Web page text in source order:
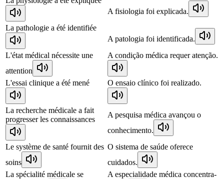
A fisiologia foi explicada.
La pathologie a été identifiée
A patologia foi identificada.
L'état médical nécessite une
attention
A condição médica requer atenção.
L'essai clinique a été mené O ensaio clínico foi realizado.
La recherche médicale a fait
progresser les connaissances
A pesquisa médica avançou o
conhecimento.
Le système de santé fournit des
soins
O sistema de saúde oferece
cuidados.
La spécialité médicale se
A especialidade médica concentra-